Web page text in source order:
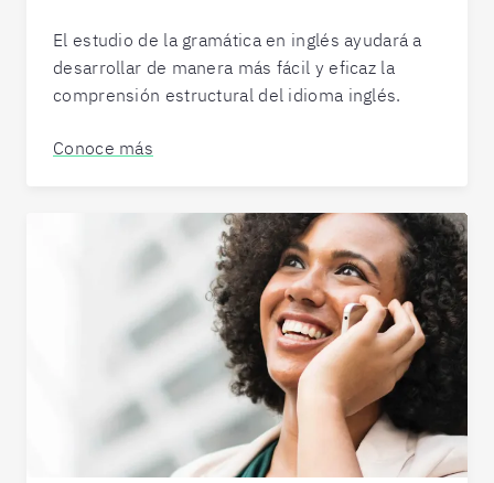
El estudio de la gramática en inglés ayudará a
desarrollar de manera más fácil y eficaz la
comprensión estructural del idioma inglés.
Conoce más